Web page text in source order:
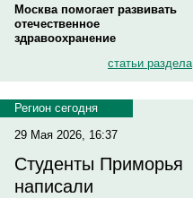
Москва помогает развивать
отечественное
здравоохранение
статьи раздела
Регион сегодня
29 Мая 2026, 16:37
Студенты Приморья
написали